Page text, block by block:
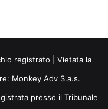
registrato | Vietata la
Monkey Adv S.a.s.
presso il Tribunale